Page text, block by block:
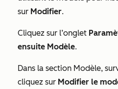
sur Modifier.
Cliquez sur l’onglet
ensuite Modèle.
Dans la section Modèle,
cliquez sur Modifier le